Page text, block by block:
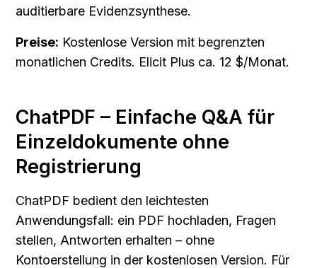
auditierbare Evidenzsynthese.
Preise: Kostenlose Version mit begrenzten
monatlichen Credits. Elicit Plus ca. 12 $/Monat.
ChatPDF – Einfache Q&A für
Einzeldokumente ohne
Registrierung
ChatPDF bedient den leichtesten
Anwendungsfall: ein PDF hochladen, Fragen
stellen, Antworten erhalten – ohne
Kontoerstellung in der kostenlosen Version. Für